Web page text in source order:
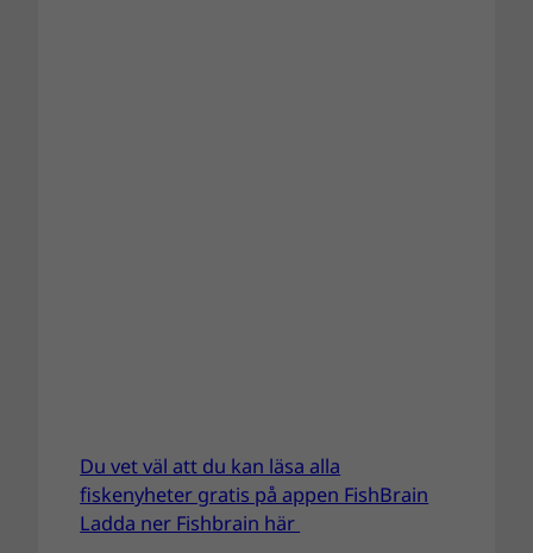
Du vet väl att du kan läsa alla
fiskenyheter gratis på appen FishBrain
Ladda ner Fishbrain här